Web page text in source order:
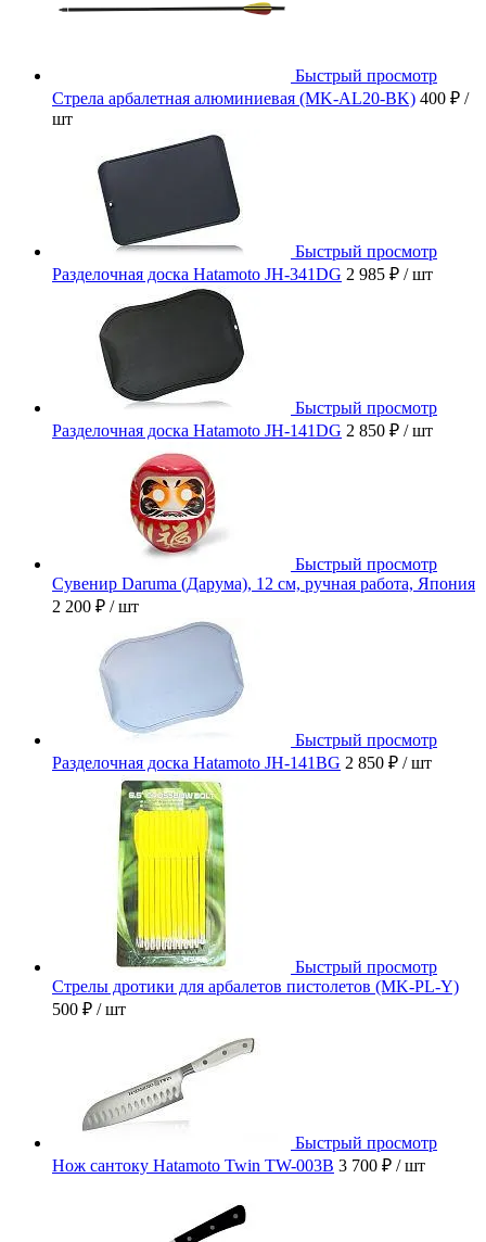
Быстрый просмотр
Стрела арбалетная алюминиевая (MK-AL20-BK) 400 ₽ /
шт
Быстрый просмотр
Разделочная доска Hatamoto JH-341DG 2 985 ₽ / шт
Быстрый просмотр
Разделочная доска Hatamoto JH-141DG 2 850 ₽ / шт
Быстрый просмотр
Сувенир Daruma (Дарума), 12 см, ручная работа, Япония
2 200 ₽ / шт
Быстрый просмотр
Разделочная доска Hatamoto JH-141BG 2 850 ₽ / шт
Быстрый просмотр
Стрелы дротики для арбалетов пистолетов (MK-PL-Y)
500 ₽ / шт
Быстрый просмотр
Нож сантоку Hatamoto Twin TW-003B 3 700 ₽ / шт